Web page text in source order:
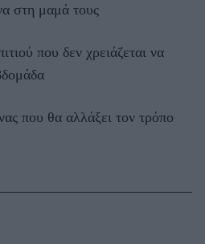
στη μαμά τους
που δεν χρειάζεται να
που θα αλλάξει τον τρόπο